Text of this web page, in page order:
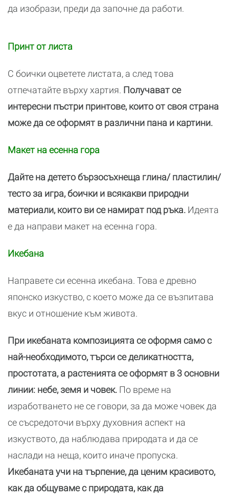
да изобрази, преди да започне да работи.
Принт от листа
С боички оцветете листата, а след това
отпечатайте върху хартия. Получават се
интересни пъстри принтове, които от своя страна
може да се оформят в различни пана и картини.
Макет на есенна гора
Дайте на детето бързосъхнеща глина/ пластилин/
тесто за игра, боички и всякакви природни
материали, които ви се намират под ръка. Идеята
е да направи макет на есенна гора.
Икебана
Направете си есенна икебана. Това е древно
японско изкуство, с което може да се възпитава
вкус и отношение към живота.
При икебаната композицията се оформя само с
най-необходимото, търси се деликатността,
простотата, а растенията се оформят в 3 основни
линии: небе, земя и човек. По време на
изработването не се говори, за да може човек да
се съсредоточи върху духовния аспект на
изкуството, да наблюдава природата и да се
наслади на неща, които иначе пропуска.
Икебаната учи на търпение, да ценим красивото,
как да общуваме с природата, как да